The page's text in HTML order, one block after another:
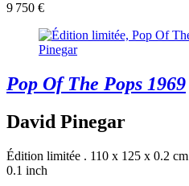
9 750 €
Pop Of The Pops 1969
David Pinegar
Édition limitée . 110 x 125 x 0.2 cm
0.1 inch